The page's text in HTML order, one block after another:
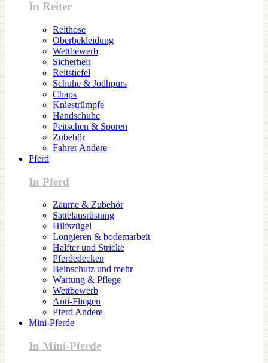
In Reiter
Reithose
Oberbekleidung
Wettbewerb
Sicherheit
Reitstiefel
Schuhe & Jodhpurs
Chaps
Kniestrümpfe
Handschuhe
Peitschen & Sporen
Zubehör
Fahrer Andere
Pferd
In Pferd
Zäume & Zubehör
Sattelausrüstung
Hilfszügel
Longieren & bodemarbeit
Halfter und Stricke
Pferdedecken
Beinschutz und mehr
Wartung & Pflege
Wettbewerb
Anti-Fliegen
Pferd Andere
Mini-Pferde
In Mini-Pferde